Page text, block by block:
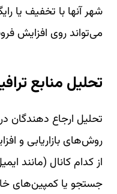
شهر آنها با تخفیف یا
می‌تواند روی افزایش
تحلیل منابع
تحلیل ارجاع دهندگان
روش‌های بازاریابی و
از کدام کانال (مانند
جستجو یا کمپین‌های